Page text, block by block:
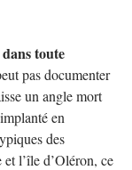
toute
pas documenter
un angle mort
en
des
l’île d’Oléron, ce